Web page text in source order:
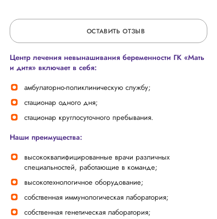
ОСТАВИТЬ ОТЗЫВ
ОСТАВЬТЕ ОТЗЫВ
ОБ УСЛУГЕ
Центр лечения невынашивания беременности ГК «Мать
и дитя» включает в себя:
амбулаторно-поликлиническую службу;
стационар одного дня;
стационар круглосуточного пребывания.
Наши преимущества:
высококвалифицированные врачи различных
специальностей, работающие в команде;
высокотехнологичное оборудование;
собственная иммунологическая лаборатория;
собственная генетическая лаборатория;